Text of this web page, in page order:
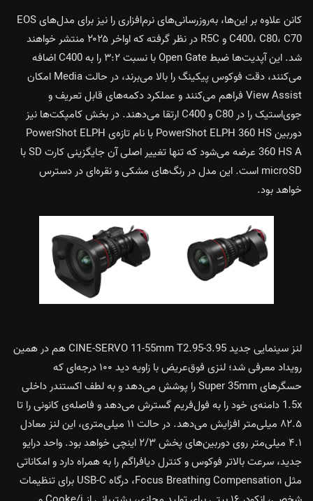
کانن علاوه بر این‌ها، به‌روزرسانی‌های نرم‌افزاری را نیز برای مدل‌های EOS
C400، C80، C70 و R5C در نظر گرفته که اواخر ۲۰۲۵ منتشر خواهند
شد. این آپدیت‌ها ضبط Open Gate با نسبت ۳:۲ را به C400 اضافه
می‌کنند، دقت فوکوس پیکینگ را بالا می‌برند، در حالت Media امکان
View Assist فراهم می‌کنند و عملکرد دکمه‌های قابل تعریف و
جوی‌استیک را در C80 و C400 ارتقا می‌دهند. در بخش کامپکت‌ها نیز
دوربین PowerShot ELPH 360 HS با نام تازه‌ی PowerShot ELPH
360 HS A عرضه می‌شود که تنها تغییر اصلی آن جایگزینی کارت SD با
microSD است. این مدل در رنگ‌های مشکی و نقره‌ای در دسترس
خواهد بود.
لنز سینمایی جدید CINE-SERVO 11-55mm T2.95-3.95 هم در همین
رویداد معرفی شد؛ لنزی فوق‌عریض با زاویه دید ۱۰۰ درجه‌ای که
حسگرهای Super 35mm را پوشش می‌دهد و به لطف اکستندر داخلی
1.5x دامنه‌ی خود را به فول‌فریم گسترش می‌دهد و فاصله‌ی کانونی را تا
۸۲.۵ میلی‌متر افزایش می‌دهد. در حالت ۱۱ میلی‌متری، این لنز معادل
۴.۱ میلی‌متر روی دوربین‌های پخش ۲/۳ اینچی خواهد بود. واحد درایو
جدید، سرعت بالاتر فوکوس و کنترل دیافراگم را به همراه دارد و امکاناتی
مثل Focus Breathing Compensation، درگاه USB-C برای تنظیمات